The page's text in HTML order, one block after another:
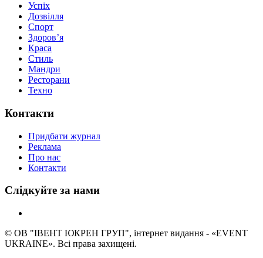
Успіх
Дозвілля
Спорт
Здоров’я
Краса
Стиль
Мандри
Ресторани
Техно
Контакти
Придбати журнал
Реклама
Про нас
Контакти
Слідкуйте за нами
© ОВ "ІВЕНТ ЮКРЕН ГРУП", інтернет видання - «EVENT
UKRAINE». Всі права захищені.